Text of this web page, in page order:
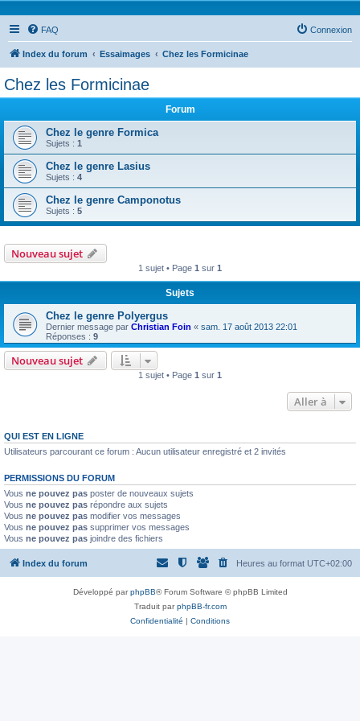
FAQ Connexion
Index du forum Essaimages Chez les Formicinae
Chez les Formicinae
Forum
Chez le genre Formica
Sujets : 1
Chez le genre Lasius
Sujets : 4
Chez le genre Camponotus
Sujets : 5
Nouveau sujet
1 sujet • Page 1 sur 1
Sujets
Chez le genre Polyergus
Dernier message par Christian Foin « sam. 17 août 2013 22:01
Réponses : 9
Nouveau sujet
1 sujet • Page 1 sur 1
Aller à
QUI EST EN LIGNE
Utilisateurs parcourant ce forum : Aucun utilisateur enregistré et 2 invités
PERMISSIONS DU FORUM
Vous ne pouvez pas poster de nouveaux sujets
Vous ne pouvez pas répondre aux sujets
Vous ne pouvez pas modifier vos messages
Vous ne pouvez pas supprimer vos messages
Vous ne pouvez pas joindre des fichiers
Index du forum Heures au format UTC+02:00
Développé parphpBB® Forum Software © phpBB Limited
Traduit parphpBB-fr.com
Confidentialité | Conditions